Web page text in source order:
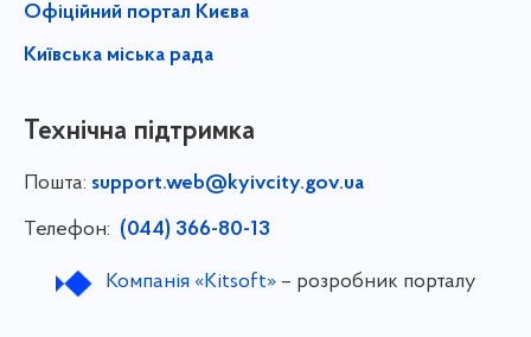
Офіційний портал Києва
Київська міська рада
Технічна підтримка
Пошта: support.web@kyivcity.gov.ua
Телефон: (044) 366-80-13
Компанія «Kitsoft»– розробник порталу